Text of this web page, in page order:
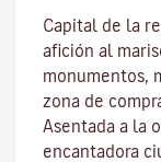
Capital de la
afición al
monumentos,
zona de
Asentada a la
encantadora